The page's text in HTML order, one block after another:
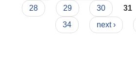
28
29 30 31
34
next ›